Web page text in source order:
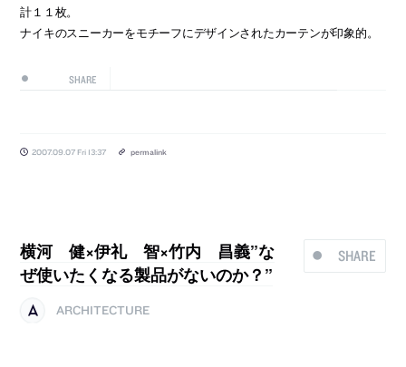
計１１枚。
ナイキのスニーカーをモチーフにデザインされたカーテンが印象的。
SHARE
2007.09.07 Fri 13:37 permalink
SHARE
横河 健×伊礼 智×竹内 昌義”な
ぜ使いたくなる製品がないのか？”
ARCHITECTURE